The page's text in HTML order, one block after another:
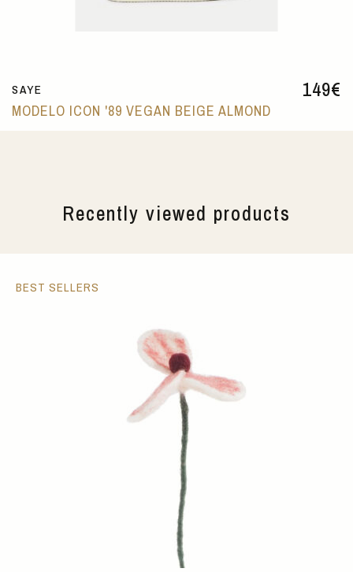
149€
SAYE
MODELO ICON '89 VEGAN BEIGE ALMOND
Recently viewed products
BEST SELLERS